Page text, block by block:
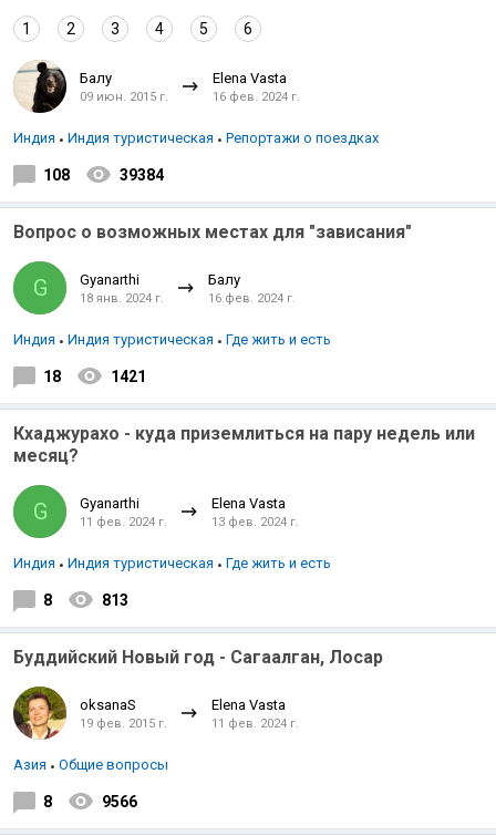
1 2 3 4 5 6
Балу
09 июн. 2015 г.
Elena Vasta
16 фев. 2024 г.
Индия Индия туристическая Репортажи о поездках
108 39384
Вопрос о возможных местах для "зависания"
G Gyanarthi
18 янв. 2024 г.
Балу
16 фев. 2024 г.
Индия Индия туристическая Где жить и есть
18 1421
Кхаджурахо - куда приземлиться на пару недель или
месяц?
G Gyanarthi
11 фев. 2024 г.
Elena Vasta
13 фев. 2024 г.
Индия Индия туристическая Где жить и есть
8 813
Буддийский Новый год - Сагаалган, Лосар
oksanaS
19 фев. 2015 г.
Elena Vasta
11 фев. 2024 г.
Азия Общие вопросы
8 9566